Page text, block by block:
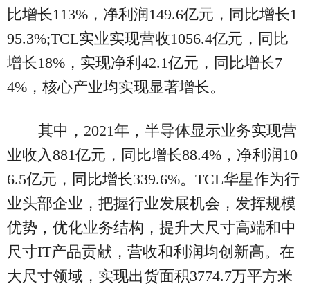
比增长113%，净利润149.6亿元，同比增长1
95.3%;TCL实业实现营收1056.4亿元，同比
增长18%，实现净利42.1亿元，同比增长7
4%，核心产业均实现显著增长。
其中，2021年，半导体显示业务实现营
业收入881亿元，同比增长88.4%，净利润10
6.5亿元，同比增长339.6%。TCL华星作为行
业头部企业，把握行业发展机会，发挥规模
优势，优化业务结构，提升大尺寸高端和中
尺寸IT产品贡献，营收和利润均创新高。在
大尺寸领域，实现出货面积3774.7万平方米